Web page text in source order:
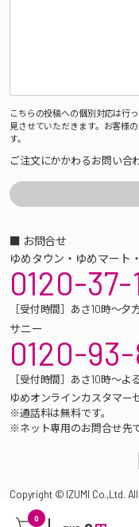
0
こちらの投稿への個別対応は行
見させていただきます。お客様
す。
ご注文にかかわるお問い合
■ お問合せ
ゆめタウン・ゆめマート
0120-37-
［受付時間］あさ10時～夕
サニー
0120-93-
［受付時間］あさ10時～よ
ゆめオンラインカスタマー
※通話料は無料です。
※ネット専用のお問合せ先
Copyright © IZUMI Co.,Ltd.